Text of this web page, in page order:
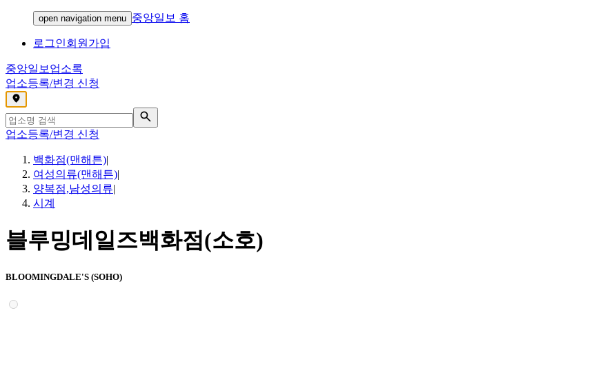
open navigation menu 중앙일보 홈
로그인회원가입
중앙일보 업소록
업소등록/변경 신청
,
업소등록/변경 신청
백화점(맨해튼)|
여성의류(맨해튼)|
양복점,남성의류|
시계
블루밍데일즈백화점(소호)
BLOOMINGDALE'S (SOHO)